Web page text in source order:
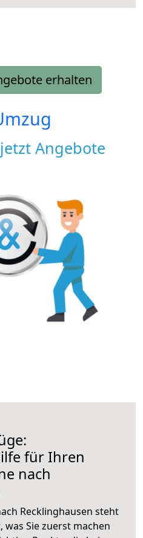
erhalten
Angebote
für Ihren
nach
Recklinghausen steht
was Sie zuerst machen